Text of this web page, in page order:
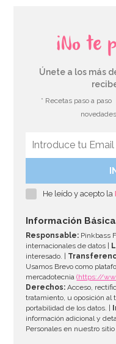
¡No te
Únete a los más
* Recetas paso a paso
He leído y acepto la
Información
Responsable: Pinkbass
internacionales de datos |
interesado. |
Usamos Brevo como
mercadotecnia(https://
Derechos: Acceso,
tratamiento, u oposición al
portabilidad de los datos. |
información adicional y
Personales en nuestro